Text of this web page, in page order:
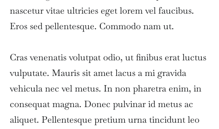
nascetur vitae ultricies eget lorem vel faucibus.
Eros sed pellentesque. Commodo nam ut.
Cras venenatis volutpat odio, ut finibus erat luctus
vulputate. Mauris sit amet lacus a mi gravida
vehicula nec vel metus. In non pharetra enim, in
consequat magna. Donec pulvinar id metus ac
aliquet. Pellentesque pretium urna tincidunt leo